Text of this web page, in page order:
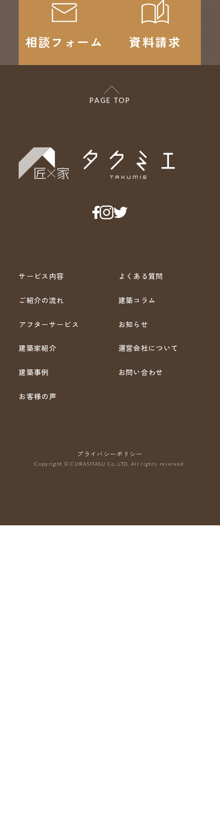
相談フォーム 資料請求
PAGE TOP
サービス内容
ご紹介の流れ
アフターサービス
建築家紹介
建築事例
お客様の声
よくある質問
建築コラム
お知らせ
運営会社について
お問い合わせ
プライバシーポリシー
Copyright © CURASITASU Co.,LTD. All rights reserved.